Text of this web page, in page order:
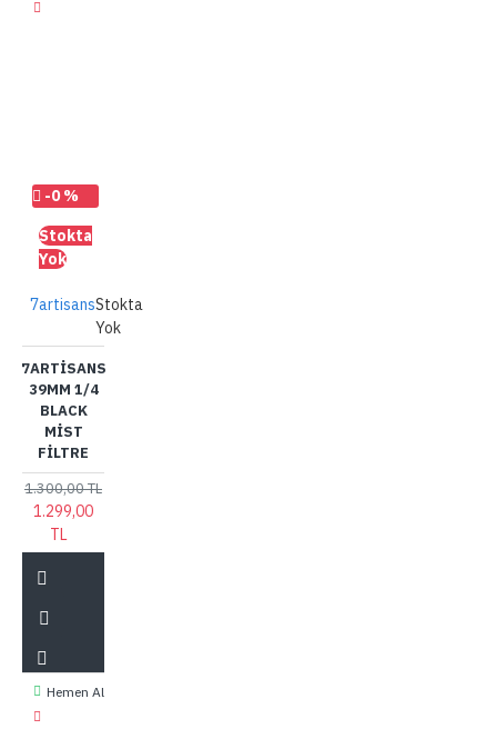
-0 %
Stokta
Yok
7artisansStokta
Yok
7ARTISANS
39MM 1/4
BLACK
MIST
FILTRE
1.300,00 TL
1.299,00
TL
Hemen Al